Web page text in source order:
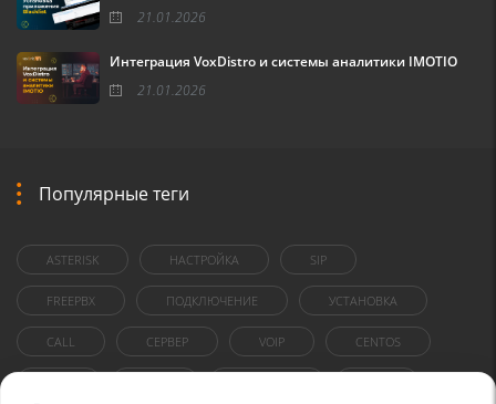
21.01.2026
Интеграция VoxDistro и системы аналитики IMOTIO
21.01.2026
Популярные теги
ASTERISK НАСТРОЙКА SIP
FREEPBX ПОДКЛЮЧЕНИЕ УСТАНОВКА
CALL СЕРВЕР VOIP CENTOS